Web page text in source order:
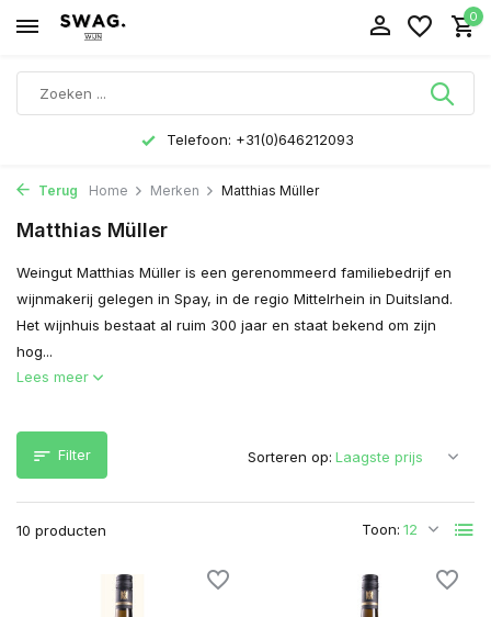
0
Telefoon: +31(0)646212093
Terug Home Merken Matthias Müller
Matthias Müller
Weingut Matthias Müller is een gerenommeerd familiebedrijf en
wijnmakerij gelegen in Spay, in de regio Mittelrhein in Duitsland.
Het wijnhuis bestaat al ruim 300 jaar en staat bekend om zijn
hog...
Lees meer
Filter
10 producten Toon:
Sorteren op: